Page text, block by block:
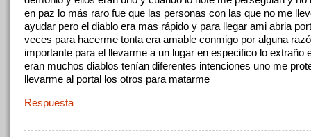
en paz lo más raro fue que las personas con las que no me
ayudar pero el diablo era mas rápido y para llegar ami abria
veces para hacerme tonta era amable conmigo por alguna
importante para el llevarme a un lugar en especifico lo extraño
eran muchos diablos tenían diferentes intenciones uno me
llevarme al portal los otros para matarme
Respuesta